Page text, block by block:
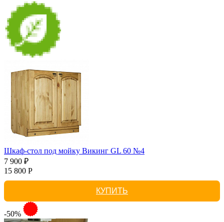
Шкаф-стол под мойку Викинг GL 60 №4
7 900 ₽
15 800 Р
КУПИТЬ
-50%